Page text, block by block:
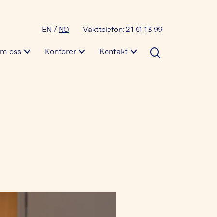
EN / NO Vakttelefon: 21 61 13 99
oss Kontorer Kontakt